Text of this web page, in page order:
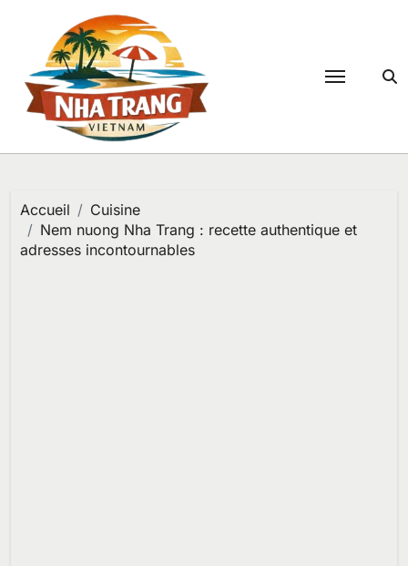
contenu
Accueil
Cuisine
Nem nuong Nha Trang : recette authentique et
adresses incontournables